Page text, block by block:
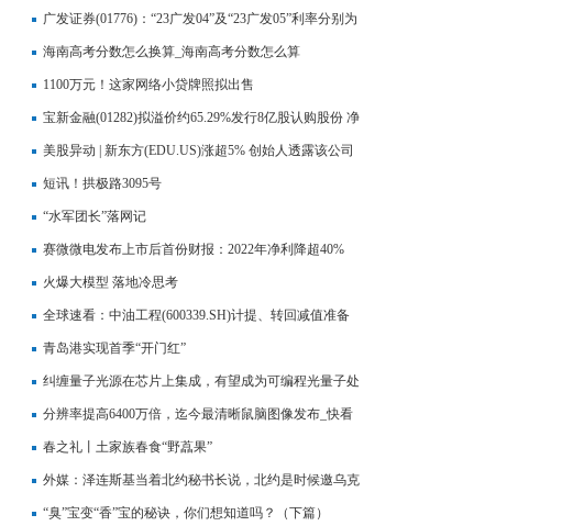
产基金的业务及经营产生任何重大负面影响_全球要闻
广发证券(01776)：“23广发04”及“23广发05”利率分别为
3.06%和3.21%|天天快看
海南高考分数怎么换算_海南高考分数怎么算
1100万元！这家网络小贷牌照拟出售
宝新金融(01282)拟溢价约65.29%发行8亿股认购股份 净
筹约2.247亿港元_焦点讯息
美股异动 | 新东方(EDU.US)涨超5% 创始人透露该公司
正在布局文旅产业 环球快讯
短讯！拱极路3095号
“水军团长”落网记
赛微微电发布上市后首份财报：2022年净利降超40%
火爆大模型 落地冷思考
全球速看：中油工程(600339.SH)计提、转回减值准备
将减少公司2022年利润总额7.11亿元
青岛港实现首季“开门红”
纠缠量子光源在芯片上集成，有望成为可编程光量子处
理器基本组件
分辨率提高6400万倍，迄今最清晰鼠脑图像发布_快看
点
春之礼丨土家族春食“野藠果”
外媒：泽连斯基当着北约秘书长说，北约是时候邀乌克
兰加入了
“臭”宝变“香”宝的秘诀，你们想知道吗？（下篇）